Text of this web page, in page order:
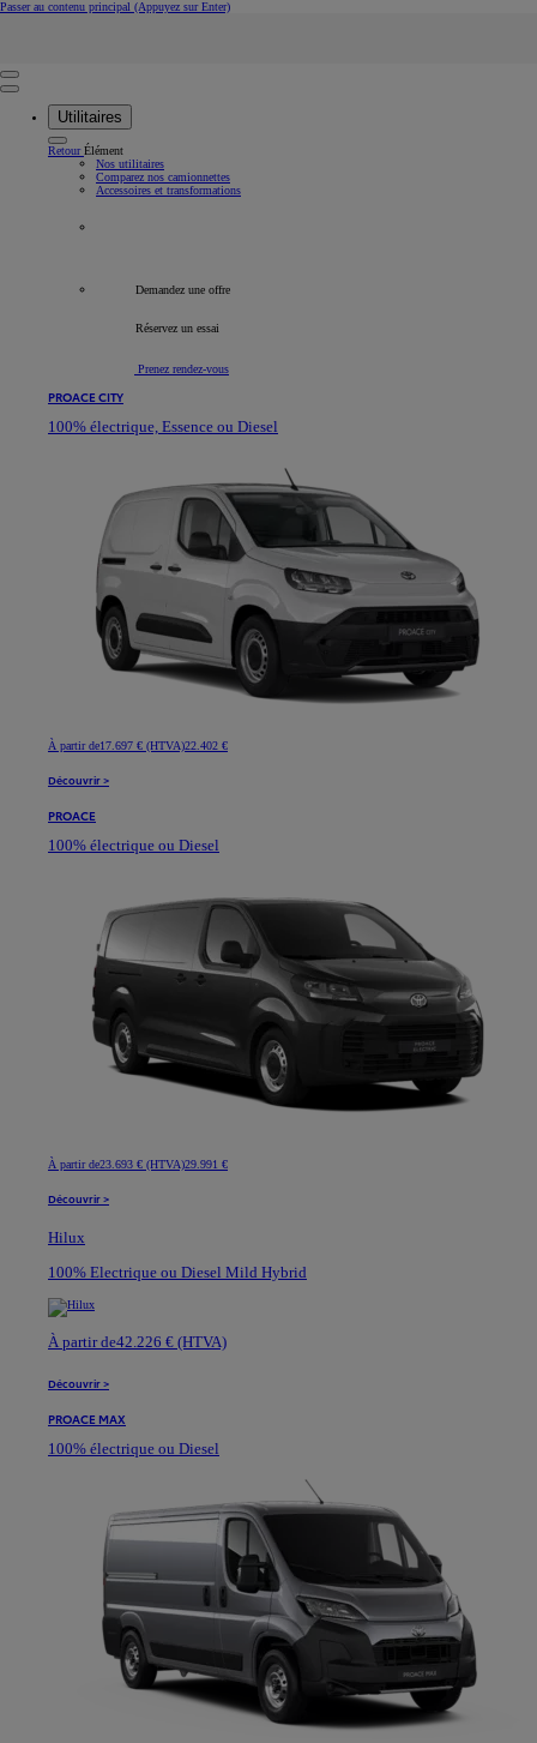
Passer au contenu principal (Appuyez sur Enter)
Utilitaires
RetourÉlément
Nos utilitaires
Comparez nos camionnettes
Accessoires et transformations
Demandez une offre
Réservez un essai
Prenez rendez-vous
PROACE CITY
100% électrique, Essence ou Diesel
À partir de17.697 € (HTVA)22.402 €
Découvrir >
PROACE
100% électrique ou Diesel
À partir de23.693 € (HTVA)29.991 €
Découvrir >
Hilux
100% Electrique ou Diesel Mild Hybrid
À partir de42.226 € (HTVA)
Découvrir >
PROACE MAX
100% électrique ou Diesel